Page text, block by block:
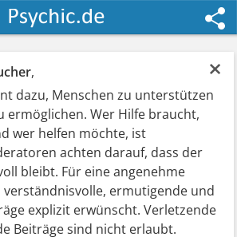
×
,
dazu, Menschen zu unterstützen
ermöglichen. Wer Hilfe braucht,
wer helfen möchte, ist
achten darauf, dass der
bleibt. Für eine angenehme
ermutigende und
explizit erwünscht. Verletzende
Beiträge sind nicht erlaubt.